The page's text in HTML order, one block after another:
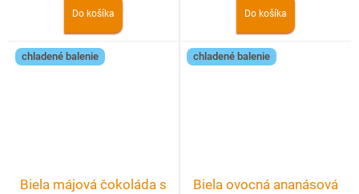
Do košíka Do košíka
chladené balenie
Biela májová čokoláda s
chladené balenie
Biela ovocná ananásová